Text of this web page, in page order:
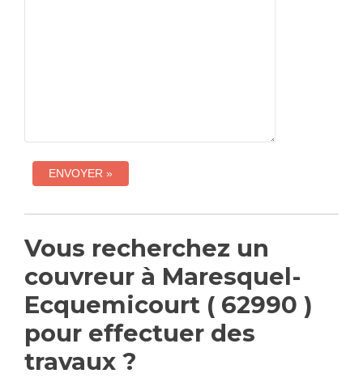
Vous recherchez un
couvreur à Maresquel-
Ecquemicourt ( 62990 )
pour effectuer des
travaux ?